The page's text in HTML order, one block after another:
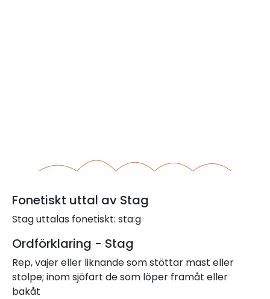
Fonetiskt uttal av Stag
Stag uttalas fonetiskt: sta:g
Ordförklaring - Stag
Rep, vajer eller liknande som stöttar mast eller
stolpe; inom sjöfart de som löper framåt eller
bakåt